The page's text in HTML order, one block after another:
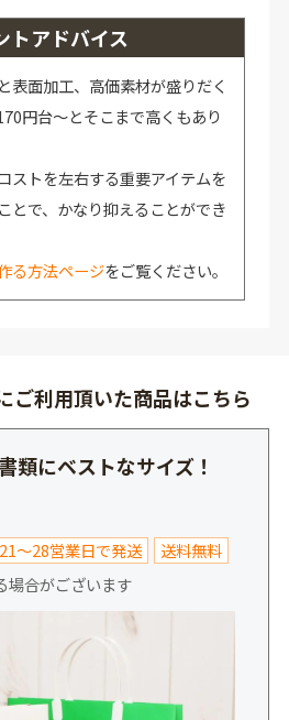
トアドバイス
表面加工、高価素材が盛りだく
円台～とそこまで高くもあり
ストを左右する重要アイテムを
とで、かなり抑えることができ
る方法ページをご覧ください。
ご利用頂いた商品はこちら
類にベストなサイズ！
21～28営業日で発送
送料無料
場合がございます